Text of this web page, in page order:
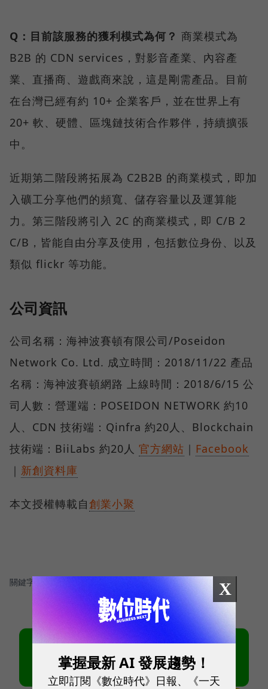
Q：目前該服務的獲利模式為何？ 商業模式為
B2B 的 CDN services，對影音產業、內容產
業、直播商、遊戲商來說，這是剛需產品。目前
在台灣已經有約 10+ 企業客戶，並在世界上有
20+ 軟、硬體、區塊鏈技術合作夥伴，持續擴張
中。
近期第二階段將拓展為 C2B2B 的商業模式，即加
入礦工分享他們的頻寬、儲存容量以及運算能
力。第三階段將引入 2C 的商業模式，即 C/B 2
C/B，皆能自由分享及使用，包括數位身份、以及
類似 flickr 等功能。
公司資訊
公司名稱：海神波賽頓有限公司/Poseidon
Network Co. Ltd. 成立時間：2018/11/22 產品
名稱：海神波賽頓網路 上線時間：2018/6/15 公
司人數：營運端：POSEIDON NETWORK 約10
人、CDN 技術端：Qinfra 約20人、Blockchain
技術端：BiiLabs 約20人 官方網站 ｜ Facebook
｜ 新創資料庫
本文授權轉載自創業小聚
關鍵字： ＃Meet創業之星 ＃區塊鏈
X
掌握最新 AI 發展趨勢！
立即訂閱《數位時代》日報、《一天